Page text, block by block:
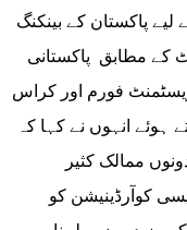
لیے پاکستان کے بینکنگ
کے مطابق پاکستانی
فورم اور کراس
انہوں نے کہا کہ
ممالک کثیر
کوآرڈینیشن کو